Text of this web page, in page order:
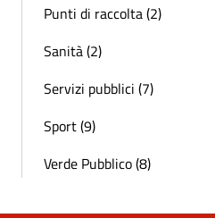
Punti di raccolta (2)
Sanità (2)
Servizi pubblici (7)
Sport (9)
Verde Pubblico (8)